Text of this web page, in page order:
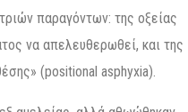
παραγόντων: της οξείας
να απελευθερωθεί, και της
(positional asphyxia).